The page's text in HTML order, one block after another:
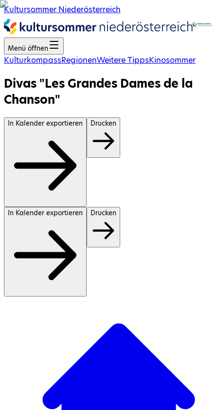
Kultursommer Niederösterreich
Menü öffnen
KulturkompassRegionenWeitere TippsKinosommer
Divas "Les Grandes Dames de la
Chanson"
In Kalender exportieren Drucken
In Kalender exportieren Drucken